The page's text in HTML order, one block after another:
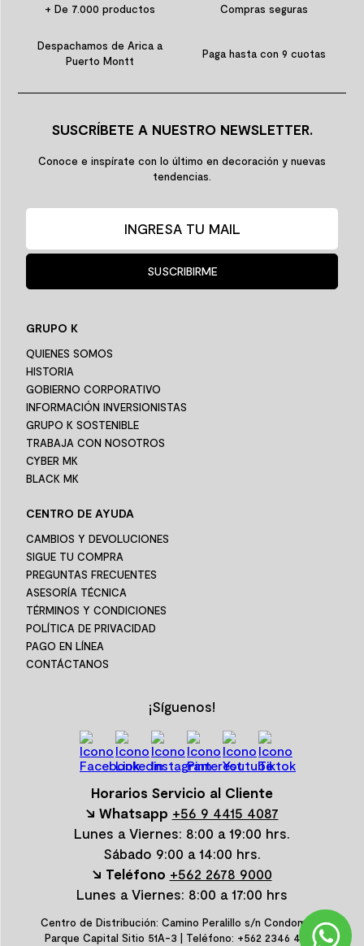
+ De 7.000 productos Compras seguras
Despachamos de Arica a
Puerto Montt
Paga hasta con 9 cuotas
SUSCRÍBETE A NUESTRO NEWSLETTER.
Conoce e inspírate con lo último en decoración y nuevas
tendencias.
SUSCRIBIRME
GRUPO K
QUIENES SOMOS
HISTORIA
GOBIERNO CORPORATIVO
INFORMACIÓN INVERSIONISTAS
GRUPO K SOSTENIBLE
TRABAJA CON NOSOTROS
CYBER MK
BLACK MK
CENTRO DE AYUDA
CAMBIOS Y DEVOLUCIONES
SIGUE TU COMPRA
PREGUNTAS FRECUENTES
ASESORÍA TÉCNICA
TÉRMINOS Y CONDICIONES
POLÍTICA DE PRIVACIDAD
PAGO EN LÍNEA
CONTÁCTANOS
¡Síguenos!
Horarios Servicio al Cliente
↘ Whatsapp +56 9 4415 4087
Lunes a Viernes: 8:00 a 19:00 hrs.
Sábado 9:00 a 14:00 hrs.
↘ Teléfono +562 2678 9000
Lunes a Viernes: 8:00 a 17:00 hrs
Centro de Distribución: Camino Peralillo s/n Condominio
Parque Capital Sitio 51A-3 | Teléfono: +562 2346 4600